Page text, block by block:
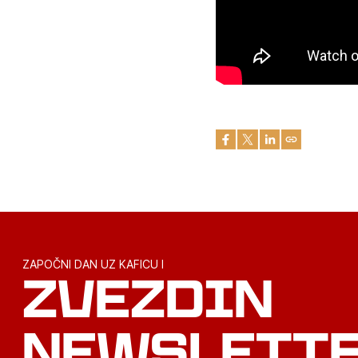
ZAPOČNI DAN UZ KAFICU I
ZVEZDIN